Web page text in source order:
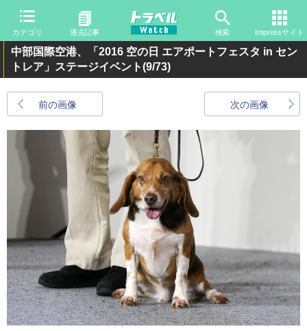
カテゴリ 過去記事 検索 Impressサイト
中部国際空港、「2016 空の日 エアポートフェスタ in セン
トレア」ステージイベント(9/73)
前の画像 次の画像